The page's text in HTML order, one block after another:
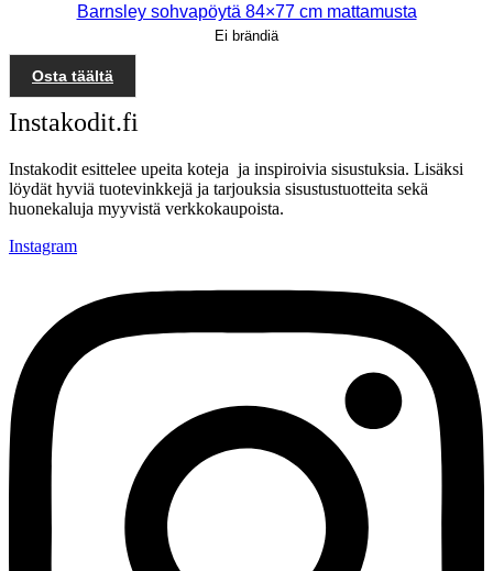
Barnsley sohvapöytä 84×77 cm mattamusta
Ei brändiä
Osta täältä
Instakodit.fi
Instakodit esittelee upeita koteja ja inspiroivia sisustuksia. Lisäksi
löydät hyviä tuotevinkkejä ja tarjouksia sisustustuotteita sekä
huonekaluja myyvistä verkkokaupoista.
Instagram